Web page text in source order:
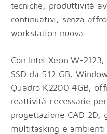
tecniche, produttività
continuativi, senza
workstation nuova.
Con Intel Xeon W-
SSD da 512 GB,
Quadro K2200 4GB,
reattività necessarie
progettazione CAD 2D,
multitasking e ambienti